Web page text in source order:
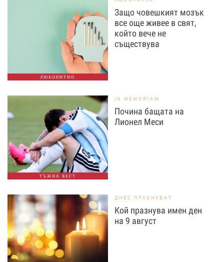
ЛЮБОПИТНО
Защо човешкият мозък
все още живее в свят,
който вече не
съществува
ТЪЖНА ВЕСТ
IN MEMORIAM
Почина бащата на
Лионел Меси
ДНЕС ПРАЗНУВАТ
Кой празнува имен ден
на 9 август